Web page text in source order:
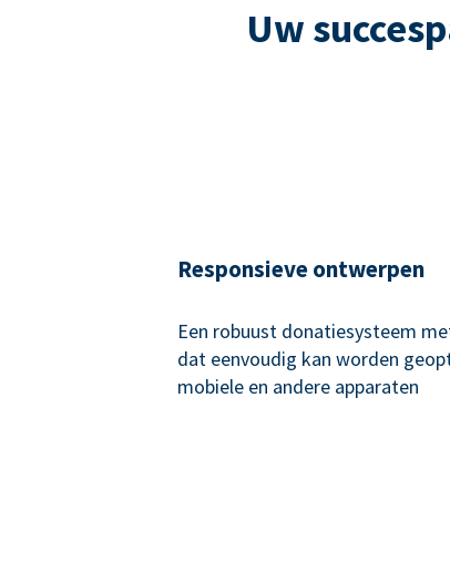
Uw
Responsieve ontwerpen
Een robuust donatiesysteem
dat eenvoudig kan worden
mobiele en andere apparaten